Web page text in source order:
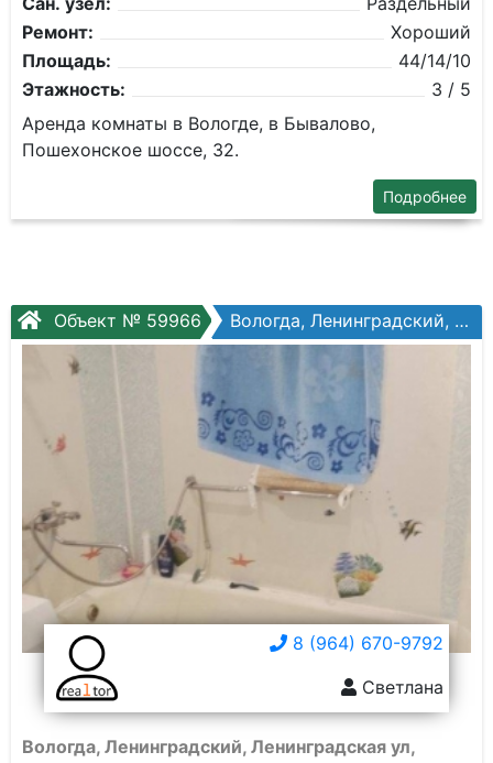
Ремонт:
Хороший
Площадь:
44/14/10
Этажность:
3 / 5
Аренда комнаты в Вологде, в Бывалово,
Пошехонское шоссе, 32.
Подробнее
Объект № 59966 Вологда, Ленинградский, Ленинградская ул, №109а
8 (964) 670-9792
Светлана
Вологда, Ленинградский, Ленинградская ул,